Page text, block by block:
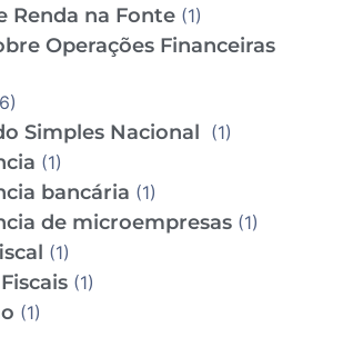
Renda na Fonte (1)
Operações Financeiras
Simples Nacional (1)
(1)
bancária (1)
de microempresas (1)
(1)
(1)
(1)